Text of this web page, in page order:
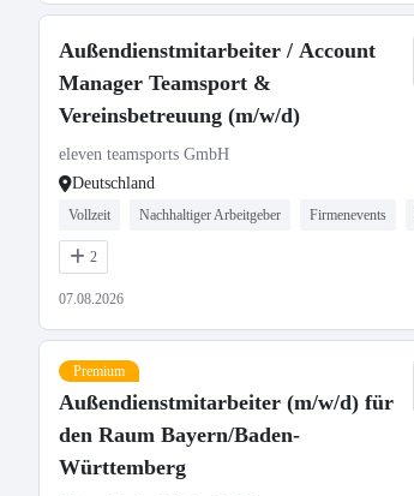
Außendienstmitarbeiter / Account
Manager Teamsport &
Vereinsbetreuung (m/w/d)
eleven teamsports GmbH
Deutschland
Vollzeit Nachhaltiger Arbeitgeber Firmenevents
2
07.08.2026
Premium
Außendienstmitarbeiter (m/w/d) für
den Raum Bayern/Baden-
Württemberg